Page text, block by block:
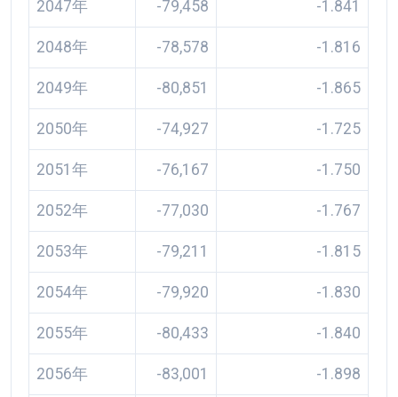
2047年 -79,458 -1.841
2048年 -78,578 -1.816
2049年 -80,851 -1.865
2050年 -74,927 -1.725
2051年 -76,167 -1.750
2052年 -77,030 -1.767
2053年 -79,211 -1.815
2054年 -79,920 -1.830
2055年 -80,433 -1.840
2056年 -83,001 -1.898